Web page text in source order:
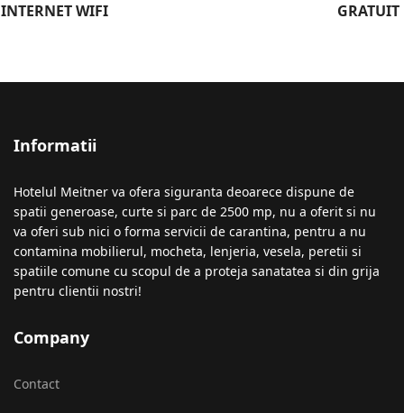
INTERNET WIFI
GRATUIT
Informatii
Hotelul Meitner va ofera siguranta deoarece dispune de
spatii generoase, curte si parc de 2500 mp, nu a oferit si nu
va oferi sub nici o forma servicii de carantina, pentru a nu
contamina mobilierul, mocheta, lenjeria, vesela, peretii si
spatiile comune cu scopul de a proteja sanatatea si din grija
pentru clientii nostri!
Company
Contact